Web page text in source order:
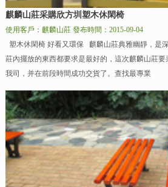
麒麟山莊采購欣方圳塑木休閑椅
使用客戶：麒麟山莊 發布時間：2015-09-04
塑木休閑椅 好看又環保 麒麟山莊典雅幽靜，是
莊內擺放的東西都要求是最好的，這次麒麟山莊
我司，并在前段時間成功交貨了。查找最專業